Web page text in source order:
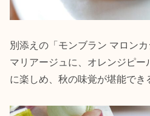
別添えの「モンブラン マロン
マリアージュに、オレンジピ
に楽しめ、秋の味覚が堪能でき